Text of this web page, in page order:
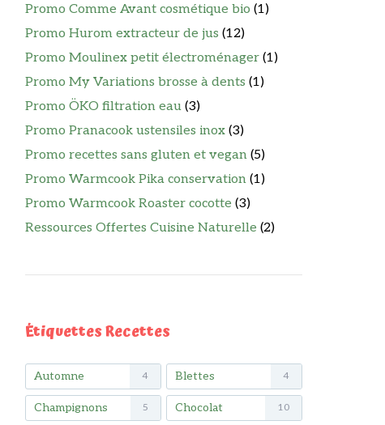
Promo Comme Avant cosmétique bio (1)
Promo Hurom extracteur de jus (12)
Promo Moulinex petit électroménager (1)
Promo My Variations brosse à dents (1)
Promo ÖKO filtration eau (3)
Promo Pranacook ustensiles inox (3)
Promo recettes sans gluten et vegan (5)
Promo Warmcook Pika conservation (1)
Promo Warmcook Roaster cocotte (3)
Ressources Offertes Cuisine Naturelle (2)
Étiquettes Recettes
Automne 4 Blettes 4
Champignons 5 Chocolat 10